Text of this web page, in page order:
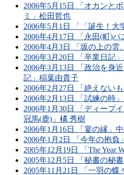
2006年5月15日 「オカンと
ミ」松田哲也
2006年5月1日 「「誕生！大
2006年4月17日 「永田(町)
2006年4月3日 「坂の上の雲
2006年3月20日 「卒業日記
2006年3月13日 「政治を身
記」稲葉由貴子
2006年2月27日 「絶えない
2006年2月13日 「試練の時
2006年1月30日 「ディープ
冠馬(鹿)」橘 秀樹
2006年1月16日 「宴の縁」
2006年1月2日 「今年の抱負
2005年12月19日 「The Year
2005年12月5日 「秘書の秘
2005年11月21日 「一羽の蝶